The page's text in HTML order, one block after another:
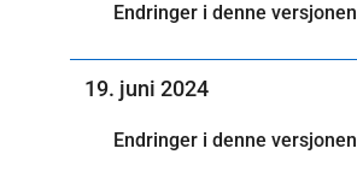
Endringer i denne versjonen
19. juni 2024
Endringer i denne versjonen